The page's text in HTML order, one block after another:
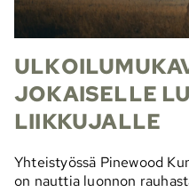
JOKAISELLE
LIIKKUJALLE
Yhteistyössä Pinewood
on nauttia luonnon